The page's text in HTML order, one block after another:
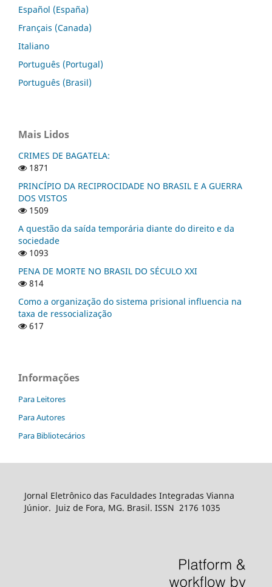
Español (España)
Français (Canada)
Italiano
Português (Portugal)
Português (Brasil)
Mais Lidos
CRIMES DE BAGATELA:
1871
PRINCÍPIO DA RECIPROCIDADE NO BRASIL E A GUERRA
DOS VISTOS
1509
A questão da saída temporária diante do direito e da
sociedade
1093
PENA DE MORTE NO BRASIL DO SÉCULO XXI
814
Como a organização do sistema prisional influencia na
taxa de ressocialização
617
Informações
Para Leitores
Para Autores
Para Bibliotecários
Jornal Eletrônico das Faculdades Integradas Vianna
Júnior. Juiz de Fora, MG. Brasil. ISSN 2176 1035